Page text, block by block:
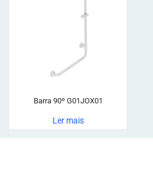
Barra 90º G01JOX01
Ler mais